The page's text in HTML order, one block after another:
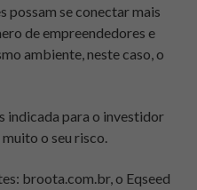
possam se conectar mais
de empreendedores e
ambiente, neste caso, o
indicada para o investidor
o seu risco.
broota.com.br, o Eqseed